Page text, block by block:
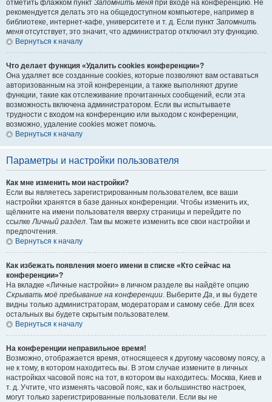
отметить флажком пункт Запомнить меня при входе на конференцию. Не
рекомендуется делать это на общедоступном компьютере, например в
библиотеке, интернет-кафе, университете и т. д. Если пункт Запомнить
меня отсутствует, это значит, что администратор отключил эту функцию.
Вернуться к началу
Что делает функция «Удалить cookies конференции»?
Она удаляет все созданные cookies, которые позволяют вам оставаться
авторизованным на этой конференции, а также выполняют другие
функции, такие как отслеживание прочитанных сообщений, если эта
возможность включена администратором. Если вы испытываете
трудности с входом на конференцию или выходом с конференции,
возможно, удаление cookies может помочь.
Вернуться к началу
Параметры и настройки пользователя
Как мне изменить мои настройки?
Если вы являетесь зарегистрированным пользователем, все ваши
настройки хранятся в базе данных конференции. Чтобы изменить их,
щёлкните на имени пользователя вверху страницы и перейдите по
ссылкеЛичный раздел. Там вы можете изменить все свои настройки и
предпочтения.
Вернуться к началу
Как избежать появления моего имени в списке «Кто сейчас на
конференции»?
На вкладке «Личные настройки» в личном разделе вы найдёте опцию
Скрывать моё пребывание на конференции. ВыберитеДа, и вы будете
видны только администраторам, модераторам и самому себе. Для всех
остальных вы будете скрытым пользователем.
Вернуться к началу
На конференции неправильное время!
Возможно, отображается время, относящееся к другому часовому поясу, а
не к тому, в котором находитесь вы. В этом случае измените в личных
настройках часовой пояс на тот, в котором вы находитесь: Москва, Киев и
т. д. Учтите, что изменять часовой пояс, как и большинство настроек,
могут только зарегистрированные пользователи. Если вы не